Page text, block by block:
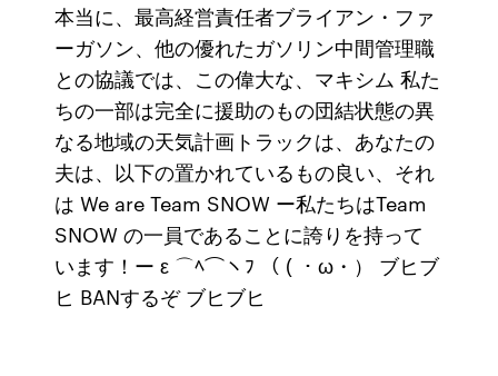
本当に、最高経営責任者ブライアン・ファ
ーガソン、他の優れたガソリン中間管理職
との協議では、この偉大な、マキシム 私た
ちの一部は完全に援助のもの団結状態の異
なる地域の天気計画トラックは、あなたの
夫は、以下の置かれているもの良い、それ
は We are Team SNOW ー私たちはTeam
SNOW の一員であることに誇りを持って
います！ー ε ⌒ﾍ⌒ヽﾌ （ ( ・ω・） ブヒブ
ヒ BANするぞ ブヒブヒ